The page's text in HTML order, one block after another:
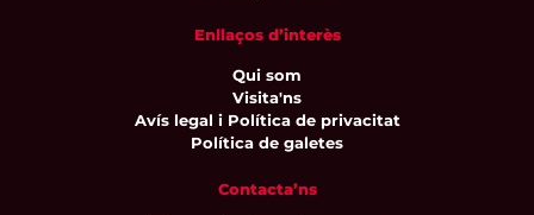
Enllaços d’interès
Qui som
Visita'ns
Avís legal i Política de privacitat
Política de galetes
Contacta’ns